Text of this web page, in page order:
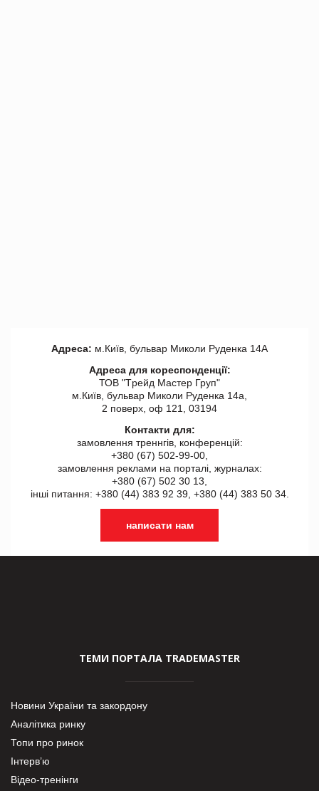
Адреса: м.Київ, бульвар Миколи Руденка 14А
Адреса для кореспонденції:
ТОВ "Tрейд Мастер Груп"
м.Київ, бульвар Миколи Руденка 14а,
2 поверх, оф 121, 03194
Контакти для:
замовлення треннгів, конференцій:
+380 (67) 502-99-00,
замовлення реклами на порталі, журналах:
+380 (67) 502 30 13,
інші питання: +380 (44) 383 92 39, +380 (44) 383 50 34.
написати нам
ТЕМИ ПОРТАЛА TRADEMASTER
Новини України та закордону
Аналітика ринку
Топи про ринок
Інтерв’ю
Відео-тренінги